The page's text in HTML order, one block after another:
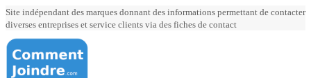
Site indépendant des marques donnant des informations permettant de contacter
diverses entreprises et service clients via des fiches de contact